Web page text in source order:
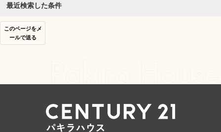
最近検索した条件
このページをメ
ールで送る